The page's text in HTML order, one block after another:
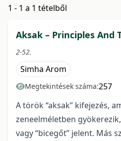
1 - 1 a 1 tételből
Aksak – Principles And
2-52.
Simha Arom
Megtekintések száma:257
A török “aksak” kifejezés,
zeneelméletben
vagy “bicegőt” jelent. Más